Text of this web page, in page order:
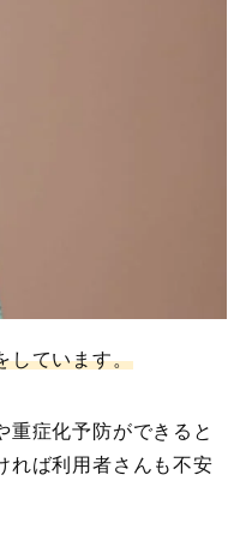
しています。
重症化予防ができると
れば利用者さんも不安